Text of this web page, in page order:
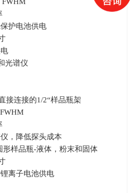
护电池供电
光谱仪
接连接的1/2“样品瓶架
，降低探头成本
形样品瓶-液体，粉末和固体
离子电池供电